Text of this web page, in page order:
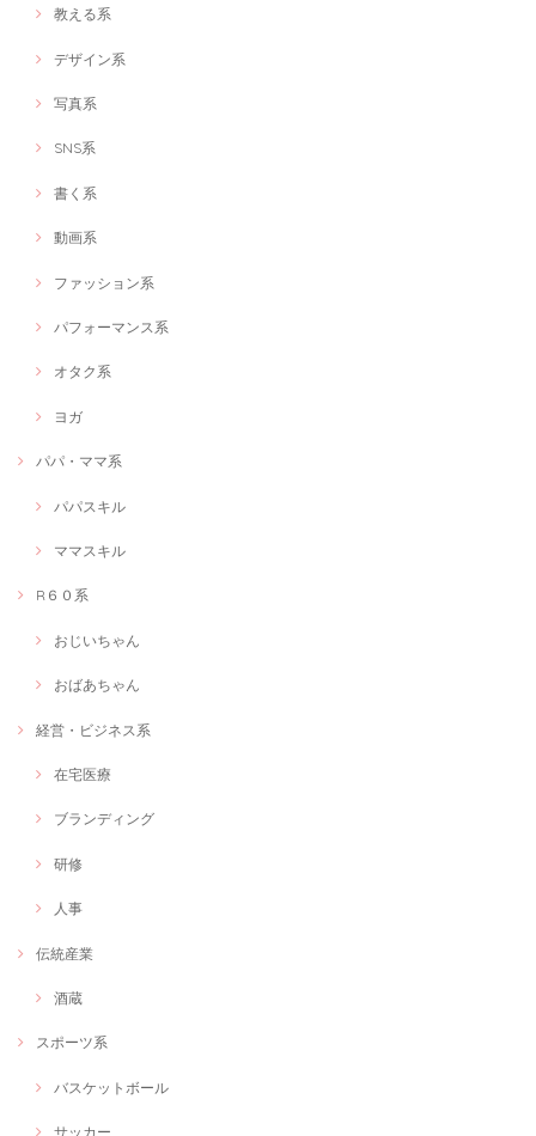
こんなにおもいきり好きな事を話せる時間は大人になって初めてでし
た。ありがとうございます!
のがよかったです！
ママではない私ですが、思い切って申し込んでみました！有資格者の女
性の働き方について、よく知ることが出来ました。先を見据えたキャリ
メージを丁寧にヒアリングしていただき、しっかり形にしていただけて
を一緒に作らせていただいた感覚でとても楽しかったです♪次の機会も
またお願いしようと思います
素敵な作品を創作していただき、ありがとうございます！ 最初にどのよ
イメージした言葉とともに作品を完成させていただきました。 さっそく
事務所に飾らせていただきます！ありがとうございました！！
2020/11/09
教える系
デザイン系
写真系
SNS系
書く系
動画系
ファッション系
パフォーマンス系
オタク系
ヨガ
パパ・ママ系
パパスキル
ママスキル
R６０系
おじいちゃん
おばあちゃん
経営・ビジネス系
在宅医療
ブランディング
研修
人事
伝統産業
酒蔵
スポーツ系
バスケットボール
サッカー